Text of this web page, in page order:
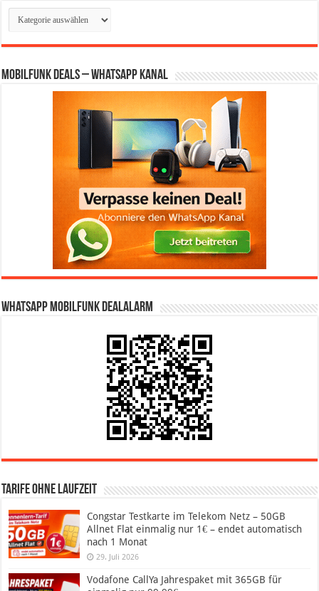
Kategorien
Mobilfunk Deals – WhatsApp Kanal
WhatsApp Mobilfunk DealAlarm
Tarife ohne Laufzeit
Congstar Testkarte im Telekom Netz – 50GB
Allnet Flat einmalig nur 1€ – endet automatisch
nach 1 Monat
29. Juli 2026
Vodafone CallYa Jahrespaket mit 365GB für